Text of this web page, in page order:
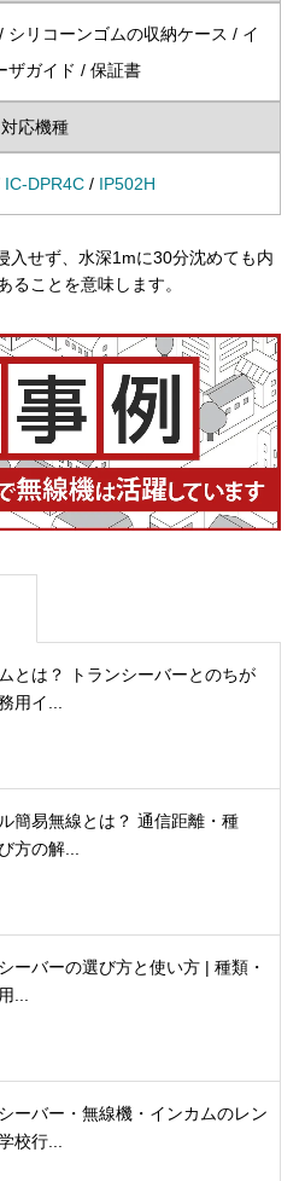
シリコーンゴムの収納ケース / イ
ザガイド / 保証書
対応機種
IC-DPR4C / IP502H
入せず、水深1mに30分沈めても内
ることを意味します。
とは？ トランシーバーとのちが
用イ...
簡易無線とは？ 通信距離・種
方の解...
ーバーの選び方と使い方 | 種類・
...
ーバー・無線機・インカムのレン
校行...